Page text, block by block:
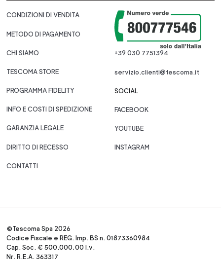
CONDIZIONI DI VENDITA
METODO DI PAGAMENTO
CHI SIAMO
TESCOMA STORE
PROGRAMMA FIDELITY
INFO E COSTI DI SPEDIZIONE
GARANZIA LEGALE
DIRITTO DI RECESSO
CONTATTI
+39 030 7751394
servizio.clienti@tescoma.it
SOCIAL
FACEBOOK
YOUTUBE
INSTAGRAM
©Tescoma Spa 2026
Codice Fiscale e REG. Imp. BS n. 01873360984
Cap. Soc. € 500.000,00 i.v.
Nr. R.E.A. 363317